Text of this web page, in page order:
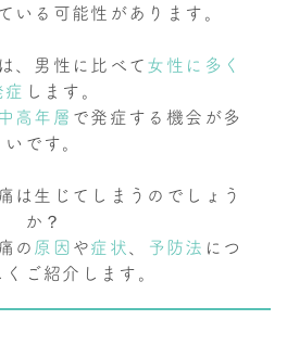
いる可能性があります。
、男性に比べて女性に多く
症 します。
中高年層 で発症する機会が多
いです。
は生じてしまうのでしょう
か？
の原因や症状、 予防法 につ
ご紹介します。